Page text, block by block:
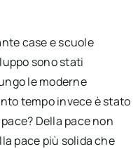
case e scuole
sono stati
le moderne
tempo invece è stato
Della pace non
pace più solida che